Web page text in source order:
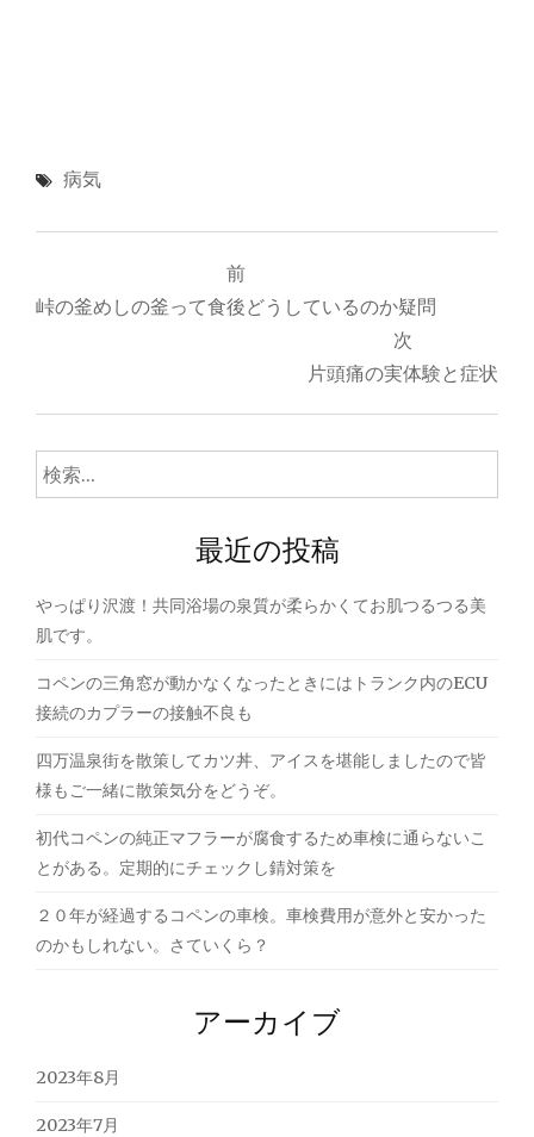
病気
稿
ー
ン
前
峠の釜めしの釜って食後どうしているのか疑問
次
片頭痛の実体験と症状
検
索:
最近の投稿
やっぱり沢渡！共同浴場の泉質が柔らかくてお肌つるつる美
肌です。
コペンの三角窓が動かなくなったときにはトランク内のECU
接続のカプラーの接触不良も
四万温泉街を散策してカツ丼、アイスを堪能しましたので皆
様もご一緒に散策気分をどうぞ。
初代コペンの純正マフラーが腐食するため車検に通らないこ
とがある。定期的にチェックし錆対策を
２０年が経過するコペンの車検。車検費用が意外と安かった
のかもしれない。さていくら？
アーカイブ
2023年8月
2023年7月